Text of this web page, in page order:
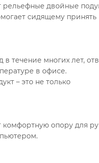
рельефные двойные
сидящему принять
течение многих лет,
в офисе.
– это не только
опору для